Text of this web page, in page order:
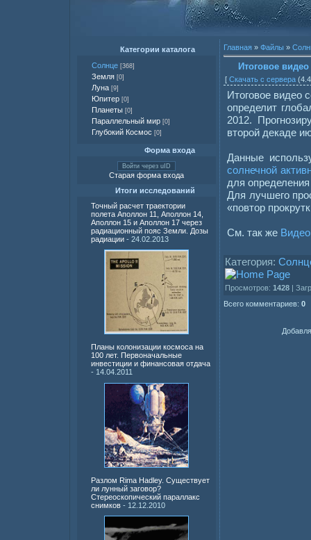
Категории каталога
Солнце [368]
Земля [0]
Луна [9]
Юпитер [0]
Планеты [0]
Параллельный мир [0]
Глубокий Космос [0]
Форма входа
Войти через uID
Старая форма входа
Итоги исследований
Точный расчет траектории
полета Аполлон 11, Аполлон 14,
Аполлон 15 и Аполлон 17 через
радиационный пояс Земли. Дозы
радиации - 24.02.2013
Планы колонизации космоса на
100 лет. Первоначальные
инвестиции и финансовая отдача
- 14.04.2011
Разлом Rima Hadley. Существует
ли лунный заговор?
Стереоскопический параллакс
снимков - 12.12.2010
Главная » Файлы »
Итоговое
[ Скачать с сервера
Итоговое видео
определит
2012.
второй декаде
Данные
солнечной
для
Для лучшего
«повтор
См. так же
Категория:
Просмотров: 1428 |
Всего комментариев: 0